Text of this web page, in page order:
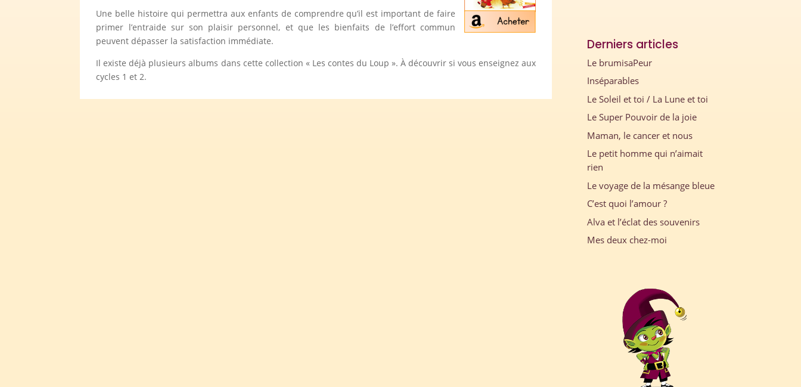
Une belle histoire qui permettra aux enfants de comprendre qu’il est important de faire
primer l’entraide sur son plaisir personnel, et que les bienfaits de l’effort commun
peuvent dépasser la satisfaction immédiate.
Il existe déjà plusieurs albums dans cette collection « Les contes du Loup ». À découvrir si vous enseignez aux
cycles 1 et 2.
Derniers articles
Le brumisaPeur
Inséparables
Le Soleil et toi / La Lune et toi
Le Super Pouvoir de la joie
Maman, le cancer et nous
Le petit homme qui n’aimait
rien
Le voyage de la mésange bleue
C’est quoi l’amour ?
Alva et l’éclat des souvenirs
Mes deux chez-moi